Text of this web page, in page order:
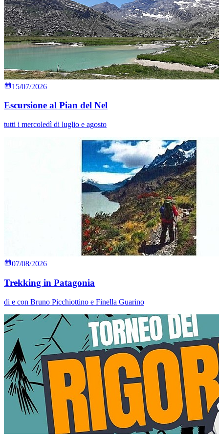
15/07/2026
Escursione al Pian del Nel
tutti i mercoledì di luglio e agosto
07/08/2026
Trekking in Patagonia
di e con Bruno Picchiottino e Finella Guarino